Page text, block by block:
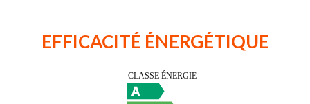
EFFICACITÉ ÉNERGÉTIQUE